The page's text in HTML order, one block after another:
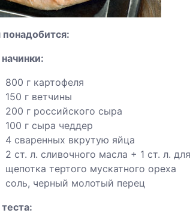
800 г картофеля
150 г ветчины
200 г российского сыра
100 г сыра чеддер
4 сваренных вкрутую яйца
2 ст. л. сливочного масла + 1 ст. л.
щепотка тертого мускатного ореха
соль, черный молотый перец